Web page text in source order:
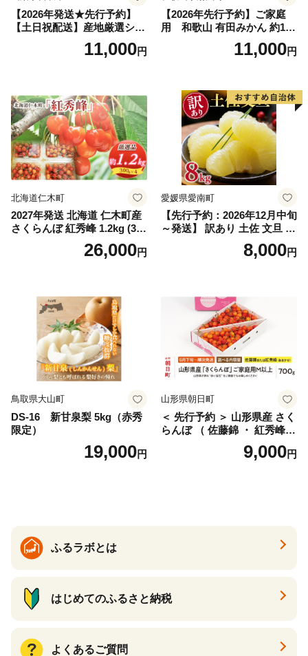
【2026年発送★先行予約】
【土日祝配送】産地厳選シャ
インマスカット1.2kg～1.3kg
（2房～3房）※沖縄・離島配
笛吹市 山梨県 フルーツ 果物
ぶどう 葡萄 大粒 シャインマ
スカット おすすめ シャイン
マスカット 贈答 ギフト 産地
笛吹市 シャインマスカット
笛吹 葡萄 国産 ぶどう 人気
国産 1.2kg 先行｜
11,000円
【2026年先行予約】ご家庭
用 和歌山 有田みかん 約10k
g (2L、3Lサイズ)【湯浅町】
11,000円
北海道仁木町
2027年発送 北海道 仁木町産
さくらんぼ 紅秀峰 1.2kg (300
g×4パック) Lサイズ以上 旬
桜桃 産地直送 サクランボ チ
26,000円
愛媛県愛南町
【先行予約：2026年12月中旬
～発送】 訳あり 土佐 文旦 8k
g (Mサイズ以上サイズミック
ス) 8000円 わけあり ぶんた
産 農家直送 期間限定 特産品
サイズミックス くらもとフ
ァーム 愛南町 愛媛県
8,000円
鳥取県大山町
DS-16 新甘泉梨 5kg（赤秀
限定）
19,000円
山形県朝日町
＜ 先行予約 ＞ 山形県産 さく
らんぼ （ 佐藤錦 ・ 紅秀峰
） ご家庭用 M以上 700g 【20
26年6月下旬から7月上旬発
9,000円
ふるラボとは
はじめてのふるさと納税
よくあるご質問